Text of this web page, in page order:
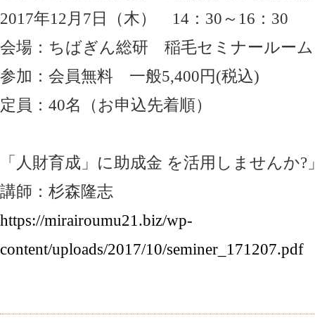
2017年12月7日（木） 14：30～16：30
会場：ちばぎん総研 稲毛セミナールーム
参加：会員無料 一般5,400円(税込)
定員：40名（お申込先着順）
「人財育成」に助成金 を活用しませんか?
講師：杉森隆志
https://mirairoumu21.biz/wp-
content/uploads/2017/10/seminer_171207.pdf